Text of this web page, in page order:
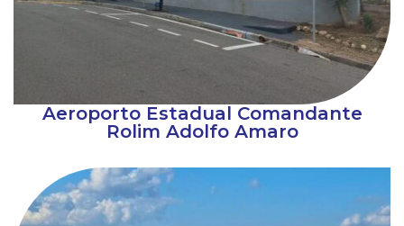
Aeroporto Estadual Comandante
Rolim Adolfo Amaro